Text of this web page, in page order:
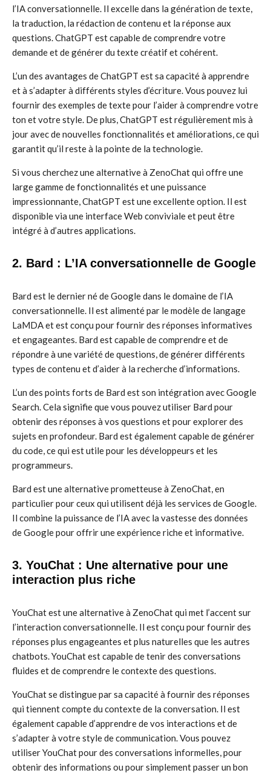
l’IA conversationnelle. Il excelle dans la génération de texte,
la traduction, la rédaction de contenu et la réponse aux
questions. ChatGPT est capable de comprendre votre
demande et de générer du texte créatif et cohérent.
L’un des avantages de ChatGPT est sa capacité à apprendre
et à s’adapter à différents styles d’écriture. Vous pouvez lui
fournir des exemples de texte pour l’aider à comprendre votre
ton et votre style. De plus, ChatGPT est régulièrement mis à
jour avec de nouvelles fonctionnalités et améliorations, ce qui
garantit qu’il reste à la pointe de la technologie.
Si vous cherchez une alternative à ZenoChat qui offre une
large gamme de fonctionnalités et une puissance
impressionnante, ChatGPT est une excellente option. Il est
disponible via une interface Web conviviale et peut être
intégré à d’autres applications.
2. Bard : L’IA conversationnelle de Google
Bard est le dernier né de Google dans le domaine de l’IA
conversationnelle. Il est alimenté par le modèle de langage
LaMDA et est conçu pour fournir des réponses informatives
et engageantes. Bard est capable de comprendre et de
répondre à une variété de questions, de générer différents
types de contenu et d’aider à la recherche d’informations.
L’un des points forts de Bard est son intégration avec Google
Search. Cela signifie que vous pouvez utiliser Bard pour
obtenir des réponses à vos questions et pour explorer des
sujets en profondeur. Bard est également capable de générer
du code, ce qui est utile pour les développeurs et les
programmeurs.
Bard est une alternative prometteuse à ZenoChat, en
particulier pour ceux qui utilisent déjà les services de Google.
Il combine la puissance de l’IA avec la vastesse des données
de Google pour offrir une expérience riche et informative.
3. YouChat : Une alternative pour une
interaction plus riche
YouChat est une alternative à ZenoChat qui met l’accent sur
l’interaction conversationnelle. Il est conçu pour fournir des
réponses plus engageantes et plus naturelles que les autres
chatbots. YouChat est capable de tenir des conversations
fluides et de comprendre le contexte des questions.
YouChat se distingue par sa capacité à fournir des réponses
qui tiennent compte du contexte de la conversation. Il est
également capable d’apprendre de vos interactions et de
s’adapter à votre style de communication. Vous pouvez
utiliser YouChat pour des conversations informelles, pour
obtenir des informations ou pour simplement passer un bon